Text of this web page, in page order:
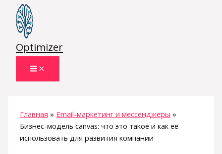
Перейти
содержимому
Optimizer
Главная
Email-маркетинг и мессенджеры
Бизнес-модель canvas: что это такое и как её
использовать для развития компании